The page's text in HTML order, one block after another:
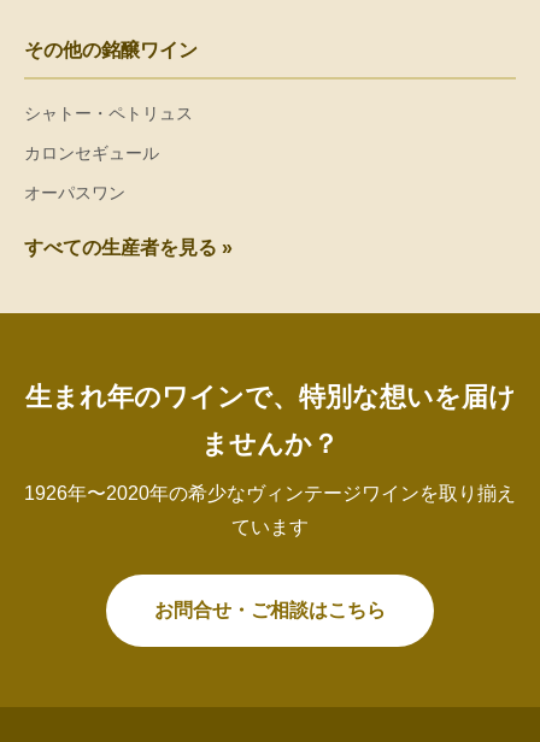
その他の銘醸ワイン
シャトー・ペトリュス
カロンセギュール
オーパスワン
すべての生産者を見る »
生まれ年のワインで、特別な想いを届け
ませんか？
1926年〜2020年の希少なヴィンテージワインを取り揃え
ています
お問合せ・ご相談はこちら